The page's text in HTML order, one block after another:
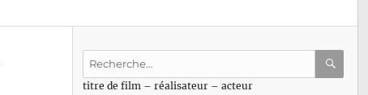
Recherche
:titre de film – réalisateur – acteur